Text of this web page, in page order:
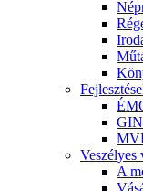
Veszélyes
A